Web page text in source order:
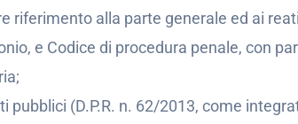
riferimento alla parte generale ed ai
e Codice di procedura penale, con
(D.P.R. n. 62/2013, come